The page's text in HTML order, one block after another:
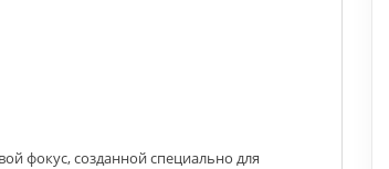
фокус, созданной специально для